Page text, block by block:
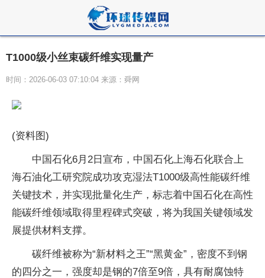
T1000级小丝束碳纤维实现量产
时间：2026-06-03 07:10:04 来源：舜网
(资料图)
中国石化6月2日宣布，中国石化上海石化联合上
海石油化工研究院成功攻克湿法T1000级高性能碳纤维
关键技术，并实现批量化生产，标志着中国石化在高性
能碳纤维领域取得里程碑式突破，将为我国关键领域发
展提供材料支撑。
碳纤维被称为“新材料之王”“黑黄金”，密度不到钢
的四分之一，强度却是钢的7倍至9倍，具有耐腐蚀特